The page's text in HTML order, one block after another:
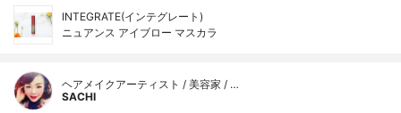
INTEGRATE(インテグレート)
ニュアンス アイブロー マスカラ
ヘアメイクアーティスト / 美容家 / …
SACHI